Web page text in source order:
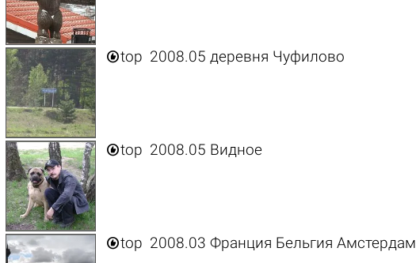
top 2008.05 деревня Чуфилово
top 2008.05 Видное
top 2008.03 Франция Бельгия Амстердам